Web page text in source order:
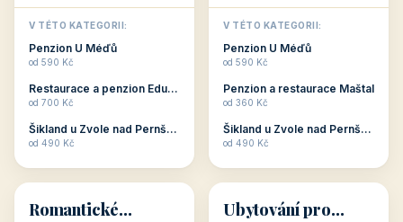
V našem katalogu –
aktivní dovolená – jsou
pro Vás připraveny
objekty, které s aktivní
dovolenou přímo
dovolená nebo aktivní
V TÉTO KATEGORII:
od 700 Kč
Penzion Pepicentrum
ubytování
V našem katalogu –
kvalitní levné ubytování –
jsou pro Vás připraveny
objekty, které nabízí
cenově dostupné
překvapeni, že i v nižší
V TÉTO KATEGORII:
Penzion U Méďů
od 590 Kč
Hotel a restaurace Koníček
od 490 Kč
👨‍👩‍👧‍👦 🧓